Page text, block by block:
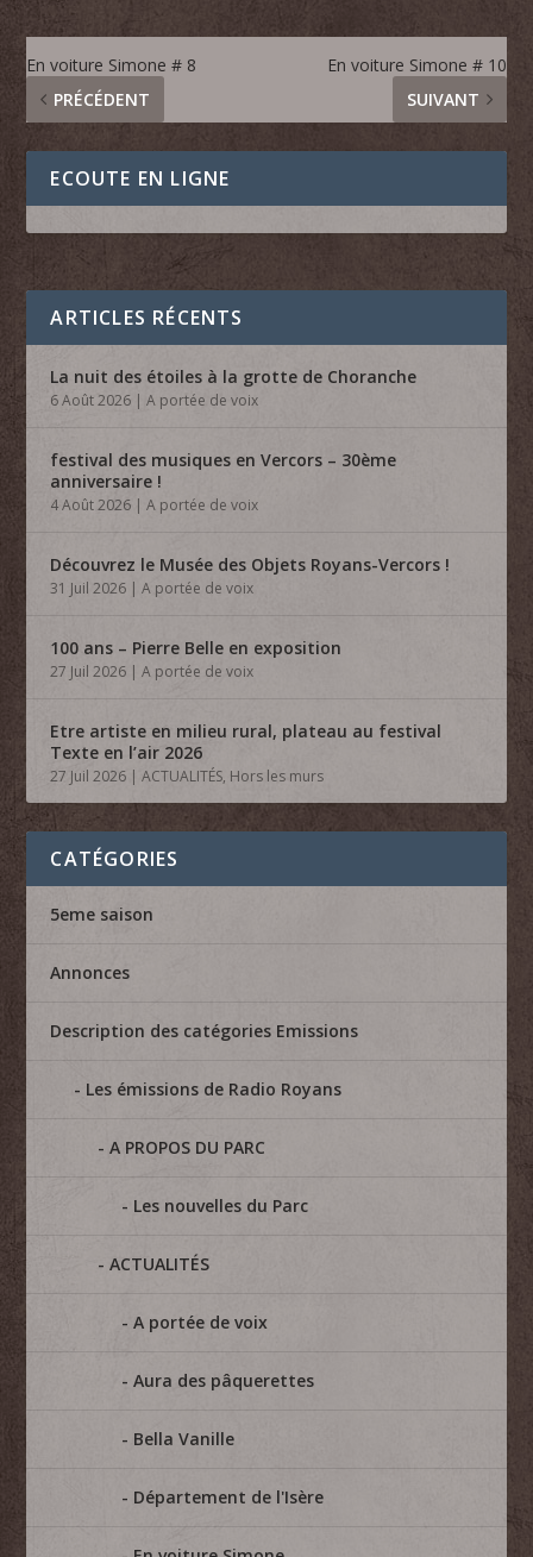
En voiture Simone # 8
PRÉCÉDENT
En voiture Simone # 10
SUIVANT
ECOUTE EN LIGNE
ARTICLES RÉCENTS
La nuit des étoiles à la grotte de Choranche
6 Août 2026 |A portée de voix
festival des musiques en Vercors – 30ème
anniversaire !
4 Août 2026 |A portée de voix
Découvrez le Musée des Objets Royans-Vercors !
31 Juil 2026 |A portée de voix
100 ans – Pierre Belle en exposition
27 Juil 2026 |A portée de voix
Etre artiste en milieu rural, plateau au festival
Texte en l’air 2026
27 Juil 2026 |ACTUALITÉS, Hors les murs
CATÉGORIES
5eme saison
Annonces
Description des catégories Emissions
Les émissions de Radio Royans
A PROPOS DU PARC
Les nouvelles du Parc
ACTUALITÉS
A portée de voix
Aura des pâquerettes
Bella Vanille
Département de l'Isère